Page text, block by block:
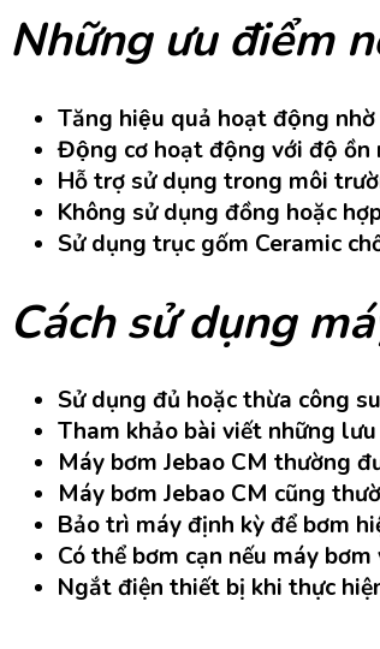
Những ưu điểm
Tăng hiệu quả hoạt động
Động cơ hoạt động với độ ồn
Hỗ trợ sử dụng trong môi
Không sử dụng đồng hoặc
Sử dụng trục gốm Ceramic
Cách sử dụng
Sử dụng đủ hoặc thừa công
Tham khảo bài viết những
Máy bơm Jebao CM thường
Máy bơm Jebao CM cũng
Bảo trì máy định kỳ để bơm
Có thể bơm cạn nếu máy
Ngắt điện thiết bị khi thực